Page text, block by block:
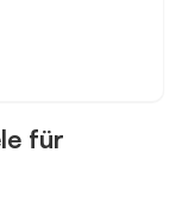
für